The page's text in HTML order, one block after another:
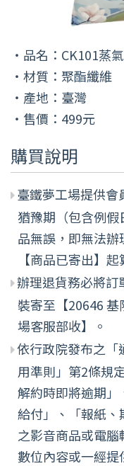
・品名：CK101蒸
・材質：聚酯纖維
・產地：臺灣
・售價：499元
購買說明
臺鐵夢工場提供
猶豫期（包含例
品無誤，即無法
【商品已寄出】起
辦理退貨務必將訂
裝寄至【20646
場客服部收】。
依行政院發布之「
用準則」第2條規
解約時即將逾期
給付」、「報紙
之影音商品或電
數位內容或一經